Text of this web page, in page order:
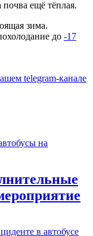
ещё тёплая.
зима.
до -17
telegram-канале